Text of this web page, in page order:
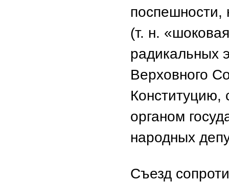
поспешности,
(т. н.
радикальных
Верховного
Конституцию,
органом
народных
Съезд